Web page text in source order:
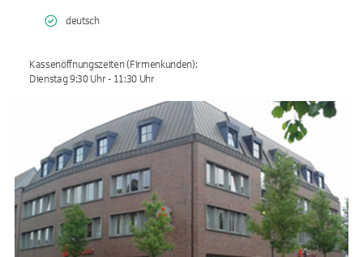
deutsch
Kassenöffnungszeiten (Firmenkunden):
Dienstag 9:30 Uhr - 11:30 Uhr